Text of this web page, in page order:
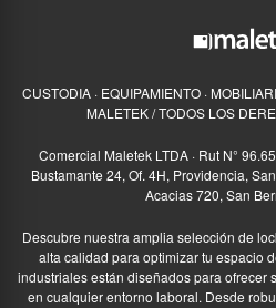
CUSTODIA · EQUIPAMIENTO ·
MALETEK / TODOS LOS
Comercial Maletek LTDA · Rut N°
Bustamante 24, Of. 4H, Providencia,
Acacias 720, San
Descubre nuestra amplia selección de
alta calidad para optimizar tu espacio
industriales están diseñados para ofrecer
en cualquier entorno laboral. Desde